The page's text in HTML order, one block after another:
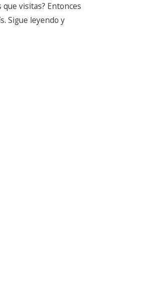
visitas? Entonces
Sigue leyendo y